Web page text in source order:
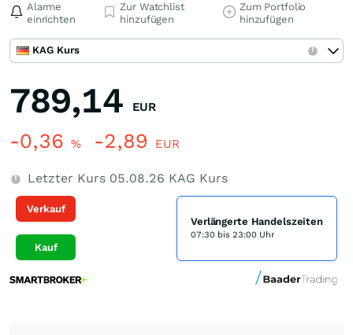
Alarme
einrichten
Zur Watchlist
hinzufügen
Zum Portfolio
hinzufügen
KAG Kurs
789,14 EUR
-0,36 % -2,89 EUR
Letzter Kurs 05.08.26 KAG Kurs
Verkauf
Kauf
Verlängerte Handelszeiten
07:30 bis 23:00 Uhr